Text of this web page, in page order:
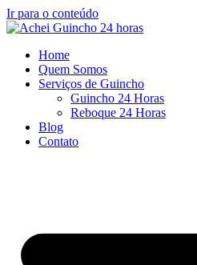
Ir para o conteúdo
Home
Quem Somos
Serviços de Guincho
Guincho 24 Horas
Reboque 24 Horas
Blog
Contato